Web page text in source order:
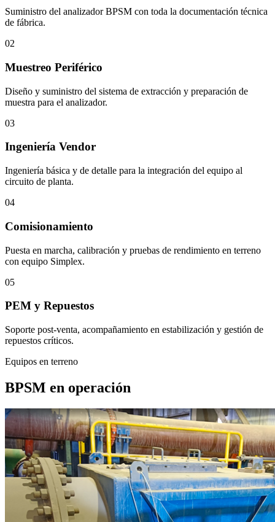
Suministro del analizador BPSM con toda la documentación técnica
de fábrica.
02
Muestreo Periférico
Diseño y suministro del sistema de extracción y preparación de
muestra para el analizador.
03
Ingeniería Vendor
Ingeniería básica y de detalle para la integración del equipo al
circuito de planta.
04
Comisionamiento
Puesta en marcha, calibración y pruebas de rendimiento en terreno
con equipo Simplex.
05
PEM y Repuestos
Soporte post-venta, acompañamiento en estabilización y gestión de
repuestos críticos.
Equipos en terreno
BPSM en operación